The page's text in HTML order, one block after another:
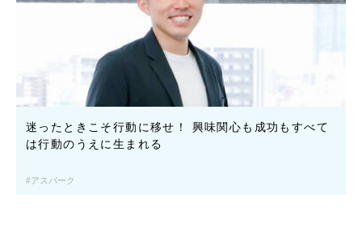
迷ったときこそ行動に移せ！ 興味関心も成功もすべて
は行動のうえに生まれる
アスパーク